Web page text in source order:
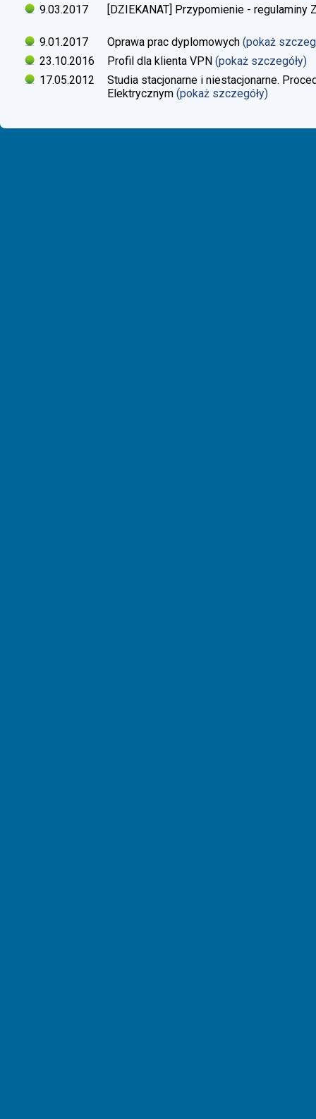
9.03.2017
[DZIEKANAT] Przypomienie - regulaminy
9.01.2017 Oprawa prac dyplomowych (pokaż
23.10.2016
Profil dla klienta VPN (pokaż szczegóły)
17.05.2012
Studia stacjonarne i niestacjonarne.
Elektrycznym (pokaż szczegóły)